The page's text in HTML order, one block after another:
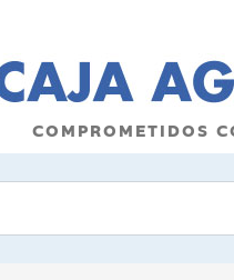
COMPROMETIDOS